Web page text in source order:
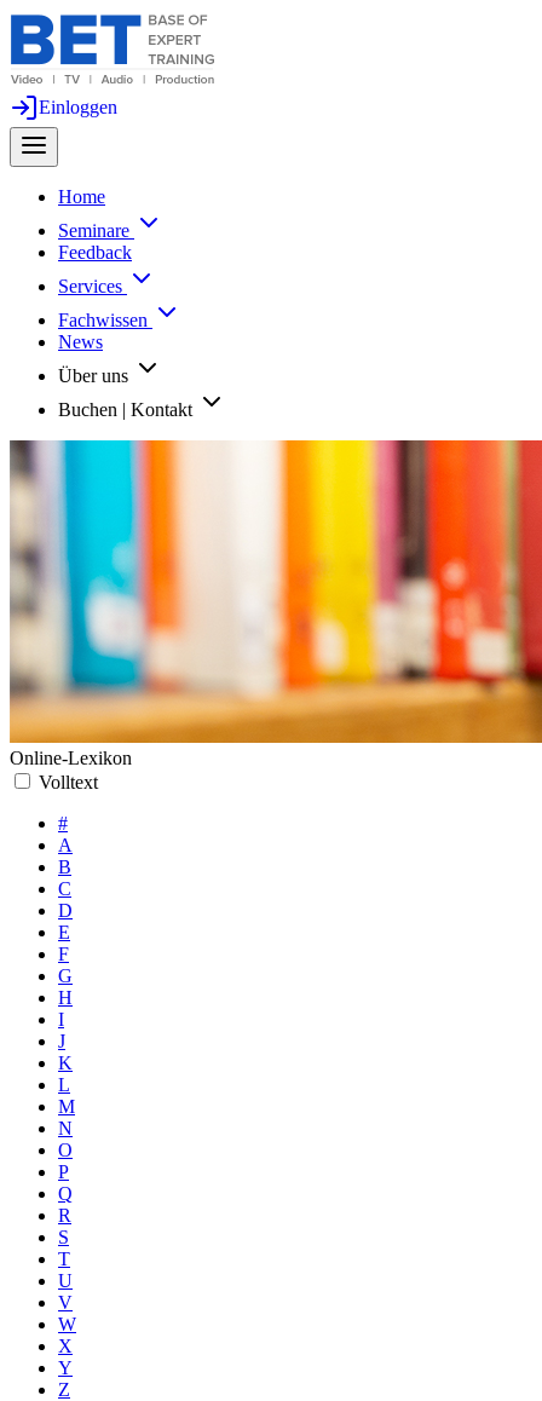
Einloggen
Home
Seminare
Feedback
Services
Fachwissen
News
Über uns
Buchen | Kontakt
Online-Lexikon
Volltext
#
A
B
C
D
E
F
G
H
I
J
K
L
M
N
O
P
Q
R
S
T
U
V
W
X
Y
Z